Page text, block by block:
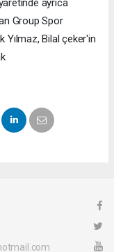
ayrıca
Group Spor
Yılmaz, Bilal çeker'in